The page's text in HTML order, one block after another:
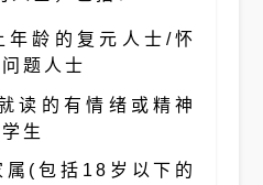
年龄的复元人士/怀
题人士
读的有情绪或精神
生
属(包括18岁以下的